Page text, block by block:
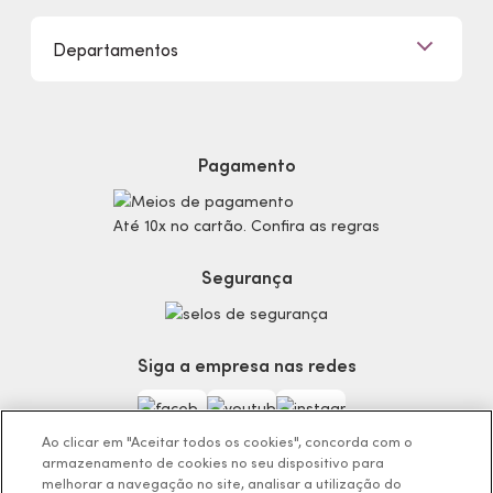
Trabalhe Conosco
Mapa do Site
Preferências de Cookies
Consumidor.gov.br
Código de defesa do consumidor
Trocas e Devoluções
Departamentos
Produtos Masculinos
Teste do Tom de Base
Teste da Fragrância Perfeita
Encontre o Presente Ideal!
Beauty Week
Guia da Beleza Eudora
Pagamento
Até 10x no cartão. Confira as regras
Segurança
Siga a empresa nas redes
Ao clicar em "Aceitar todos os cookies", concorda com o
armazenamento de cookies no seu dispositivo para
melhorar a navegação no site, analisar a utilização do